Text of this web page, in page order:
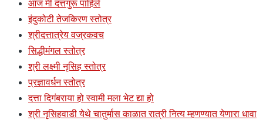
आज मी दत्तगुरू पाहिले
इंदुकोटी तेजकिरण स्तोत्र
श्रीदत्तात्रेय वज्रकवच
सिद्धीमंगल स्तोत्र
श्री लक्ष्मी नृसिह स्तोत्र
प्रज्ञावर्धन स्तोत्र
दत्ता दिगंबराया हो स्वामी मला भेट द्या हो
श्री नृसिहवाडी येथे चातुर्मास काळात रात्री नित्य म्हणण्यात येणारा धावा